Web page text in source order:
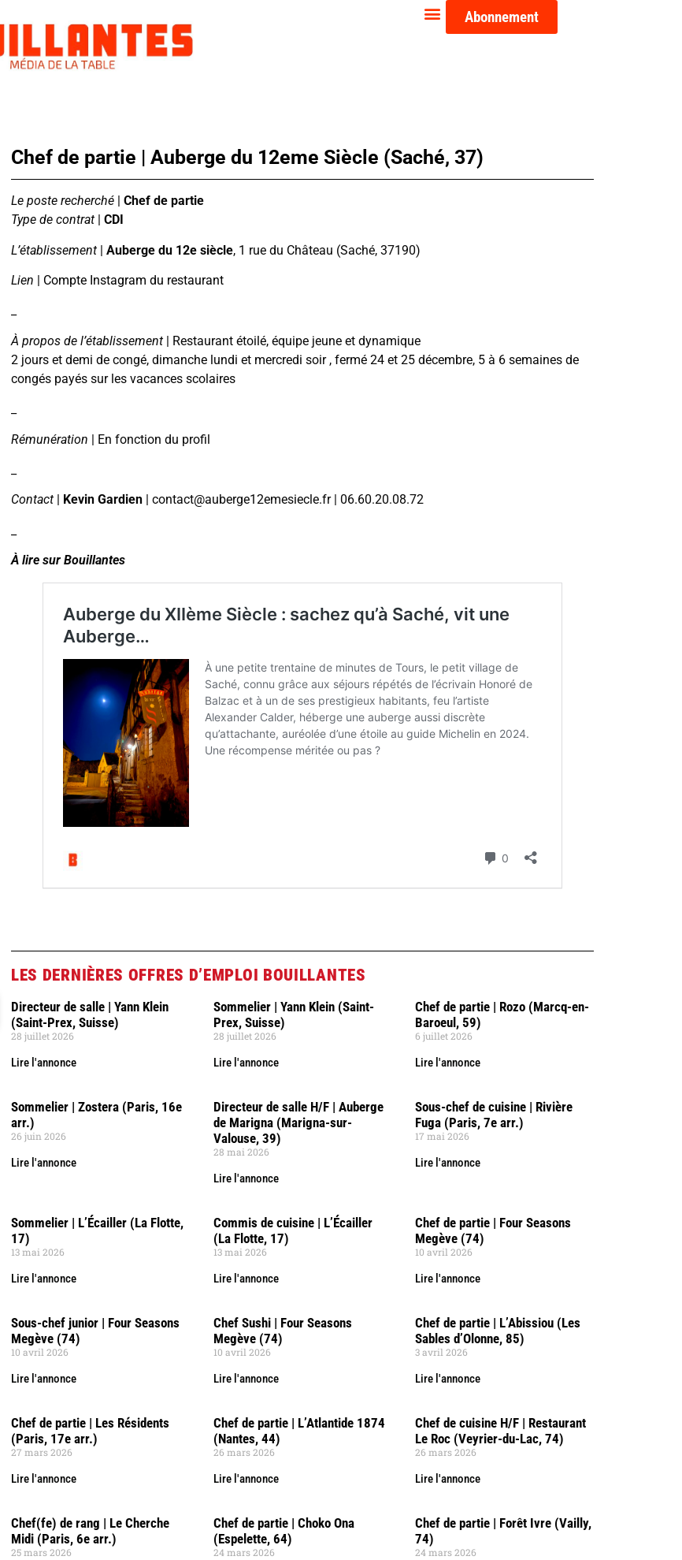
Abonnement
Chef de partie | Auberge du 12eme Siècle (Saché, 37)
Le poste recherché
Chef de partie
Type de contrat| CDI
L’établissement| Auberge du 12e siècle, 1 rue du Château (Saché, 37190)
Lien | Compte Instagram du restaurant
À propos de l’établissement| Restaurant étoilé, équipe jeune et dynamique
2 jours et demi de congé, dimanche lundi et mercredi soir , fermé 24 et 25 décembre, 5 à 6 semaines de
congés payés sur les vacances scolaires
Rémunération | En fonction du profil
Contact| Kevin Gardien| contact@auberge12emesiecle.fr | 06.60.20.08.72
À lire sur Bouillantes
LES DERNIÈRES OFFRES D’EMPLOI BOUILLANTES
Directeur de salle | Yann Klein
(Saint-Prex, Suisse)
28 juillet 2026
Lire l'annonce
Sommelier | Yann Klein (Saint-
Prex, Suisse)
28 juillet 2026
Lire l'annonce
Chef de partie | Rozo (Marcq-en-
Baroeul, 59)
6 juillet 2026
Lire l'annonce
Sommelier | Zostera (Paris, 16e
arr.)
26 juin 2026
Lire l'annonce
Directeur de salle H/F | Auberge
de Marigna (Marigna-sur-
Valouse, 39)
28 mai 2026
Lire l'annonce
Sous-chef de cuisine | Rivière
Fuga (Paris, 7e arr.)
17 mai 2026
Lire l'annonce
Sommelier | L’Écailler (La Flotte,
17)
13 mai 2026
Lire l'annonce
Commis de cuisine | L’Écailler
(La Flotte, 17)
13 mai 2026
Lire l'annonce
Chef de partie | Four Seasons
Megève (74)
10 avril 2026
Lire l'annonce
Sous-chef junior | Four Seasons
Megève (74)
10 avril 2026
Lire l'annonce
Chef Sushi | Four Seasons
Megève (74)
10 avril 2026
Lire l'annonce
Chef de partie | L’Abissiou (Les
Sables d’Olonne, 85)
3 avril 2026
Lire l'annonce
Chef de partie | Les Résidents
(Paris, 17e arr.)
27 mars 2026
Lire l'annonce
Chef de partie | L’Atlantide 1874
(Nantes, 44)
26 mars 2026
Lire l'annonce
Chef de cuisine H/F | Restaurant
Le Roc (Veyrier-du-Lac, 74)
26 mars 2026
Lire l'annonce
Chef(fe) de rang | Le Cherche
Midi (Paris, 6e arr.)
25 mars 2026
Chef de partie | Choko Ona
(Espelette, 64)
24 mars 2026
Chef de partie | Forêt Ivre (Vailly,
74)
24 mars 2026